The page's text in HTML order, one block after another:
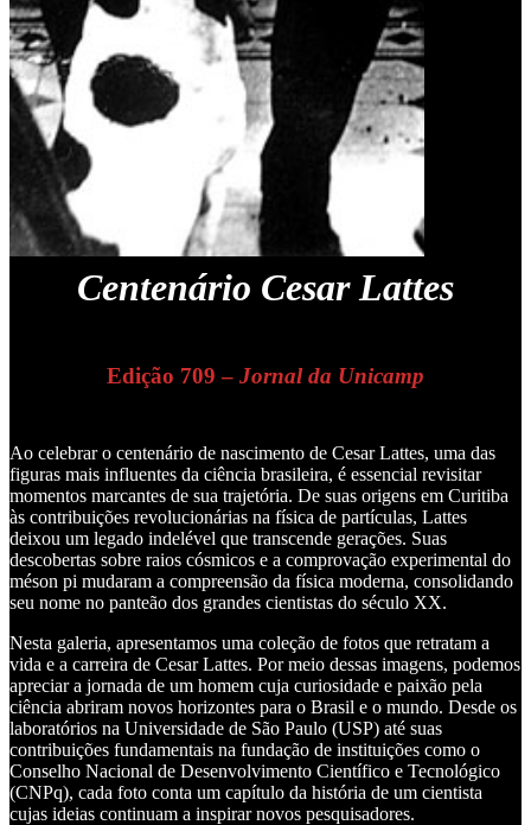
Centenário Cesar Lattes
Edição 709 – Jornal da Unicamp
Ao celebrar o centenário de nascimento de Cesar Lattes, uma das
figuras mais influentes da ciência brasileira, é essencial revisitar
momentos marcantes de sua trajetória. De suas origens em Curitiba
às contribuições revolucionárias na física de partículas, Lattes
deixou um legado indelével que transcende gerações. Suas
descobertas sobre raios cósmicos e a comprovação experimental do
méson pi mudaram a compreensão da física moderna, consolidando
seu nome no panteão dos grandes cientistas do século XX.
Nesta galeria, apresentamos uma coleção de fotos que retratam a
vida e a carreira de Cesar Lattes. Por meio dessas imagens, podemos
apreciar a jornada de um homem cuja curiosidade e paixão pela
ciência abriram novos horizontes para o Brasil e o mundo. Desde os
laboratórios na Universidade de São Paulo (USP) até suas
contribuições fundamentais na fundação de instituições como o
Conselho Nacional de Desenvolvimento Científico e Tecnológico
(CNPq), cada foto conta um capítulo da história de um cientista
cujas ideias continuam a inspirar novos pesquisadores.